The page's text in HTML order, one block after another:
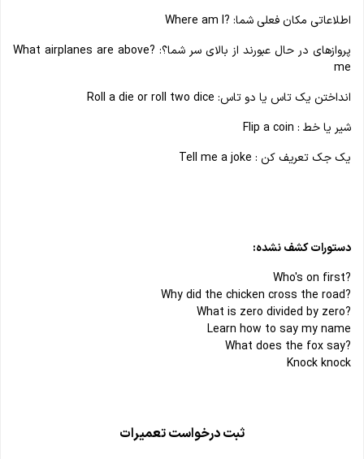
اطلاعاتی مکان فعلی شما: ?Where am I
پروازهای در حال عبورند از بالای سر شما؟: ?What airplanes are above
me
انداختن یک تاس یا دو تاس: Roll a die or roll two dice
شیر یا خط : Flip a coin
یک جک تعریف کن : Tell me a joke
دستورات کشف نشده:
?Who's on first
?Why did the chicken cross the road
?What is zero divided by zero
Learn how to say my name
?What does the fox say
Knock knock
ثبت درخواست تعمیرات